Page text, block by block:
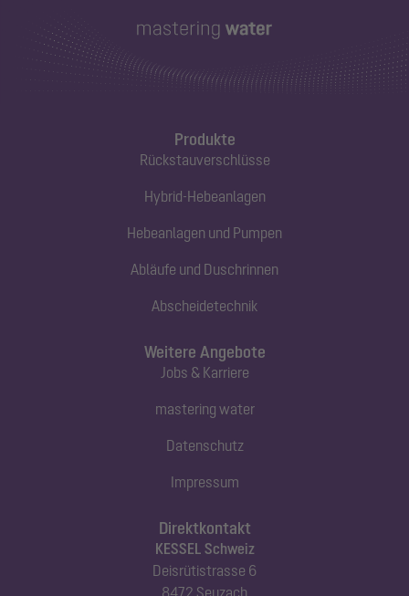
Produkte
Rückstauverschlüsse
Hybrid-Hebeanlagen
Hebeanlagen und Pumpen
Abläufe und Duschrinnen
Abscheidetechnik
Direktkontakt
KESSEL Schweiz
Deisrütistrasse 6
8472 Seuzach
Weitere Angebote
Jobs & Karriere
mastering water
Datenschutz
Impressum